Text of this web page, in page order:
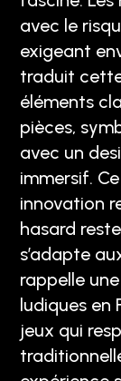
avec le
exigeant
traduit
éléments
pièces,
avec un
immersif.
innovation
hasard
s’adapte
rappelle
ludiques en
jeux qui